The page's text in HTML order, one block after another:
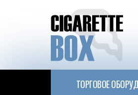
ТОРГОВОЕ